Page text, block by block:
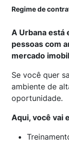
Regime de
A Urbana está
pessoas com
mercado
Se você quer
ambiente de
oportunidade.
Aqui, você vai